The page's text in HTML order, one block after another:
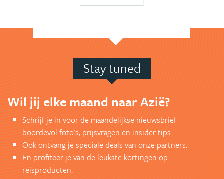
Stay tuned
Wil jij elke maand naar Azië?
Schrijf je in voor de maandelijkse nieuwsbrief
boordevol foto's, prijsvragen en insider tips.
Ook ontvang je speciale deals van onze partners.
En profiteer je van de leukste kortingen op
reisproducten.